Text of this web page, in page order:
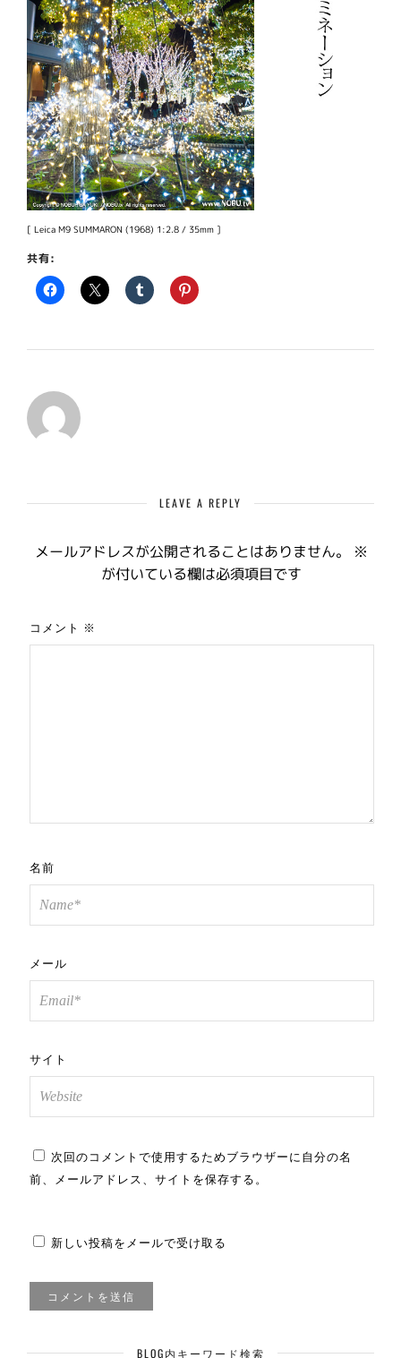
[ Leica M9 SUMMARON (1968) 1:2.8 / 35mm ]
共有:
LEAVE A REPLY
メールアドレスが公開されることはありません。
※
が付いている欄は必須項目です
コメント ※
名前
メール
サイト
次回のコメントで使用するためブラウザーに自分の名
前、メールアドレス、サイトを保存する。
新しい投稿をメールで受け取る
BLOG内キーワード検索